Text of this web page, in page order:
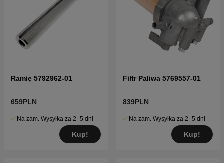
Ramię 5792962-01
659PLN
Na zam. Wysyłka za 2–5 dni
Kup!
Filtr Paliwa 5769557-01
839PLN
Na zam. Wysyłka za 2–5 dni
Kup!